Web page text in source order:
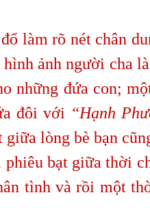
làm rõ nét chân
ảnh người cha
những đứa con;
đôi với “Hạnh
lòng bè bạn
bạt giữa thời
tình và rồi một